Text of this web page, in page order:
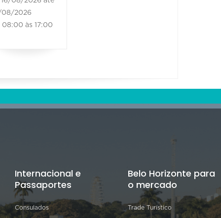
08/2026
às 17:00
Internacional e
Passaportes
Consulados
Belo Horizonte para
o mercado
Trade Turístico